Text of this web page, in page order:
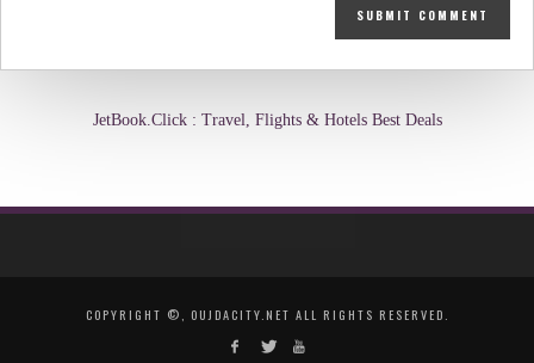
JetBook.Click : Travel, Flights & Hotels Best Deals
COPYRIGHT ©, OUJDACITY.NET ALL RIGHTS RESERVED.